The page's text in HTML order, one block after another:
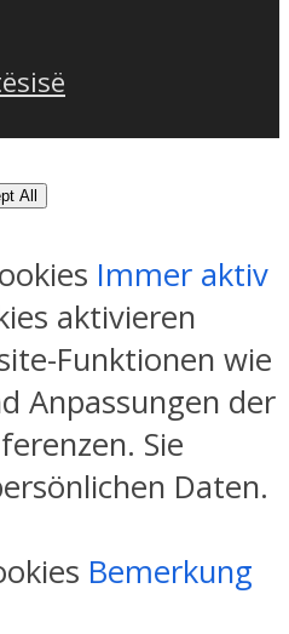
All
Immer aktiv
aktivieren
Funktionen wie
Anpassungen der
Sie
Daten.
Bemerkung